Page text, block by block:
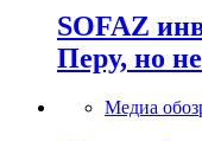
SOFAZ
Перу, но
Медиа